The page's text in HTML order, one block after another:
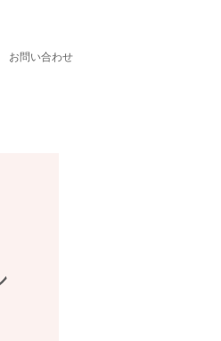
お問い合わせ